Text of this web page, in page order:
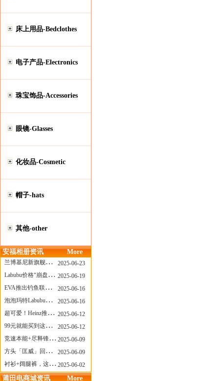
床上用品-Bedclothes
电子产品-Electronics
珠宝饰品-Accessories
眼镜-Glasses
化妆品-Cosmetic
帽子-hats
其他-other
安福相册资讯 More
兰博基尼新旗舰曝光？这台顶级超跑或将在8月登场
2025-06-23
Labubu价格“崩盘”？618当日泡泡玛特预售补货量超200W！
2025-06-19
EVA推出钓鱼联名套装，初号机也能当“假饵”？
2025-06-16
泡泡玛特Labubu新品发售上演“拳王争霸”......
2025-06-16
超可爱！Heinz推出星之卡比合作款番茄酱！
2025-06-12
99元就能买到这样颜值的太阳镜？优衣库夏季墨镜系列
2025-06-12
竞速本能+尽释锋芒——罗杰杜彼Roger+Dubuis王者竞速系列飞返计时码表燃擎赛道
2025-06-09
方头「匡威」回归！日系简约里的小心思
2025-06-09
衬衫+阔腿裤，这样穿美出新高度！
2025-06-02
莆田电商城资讯 More